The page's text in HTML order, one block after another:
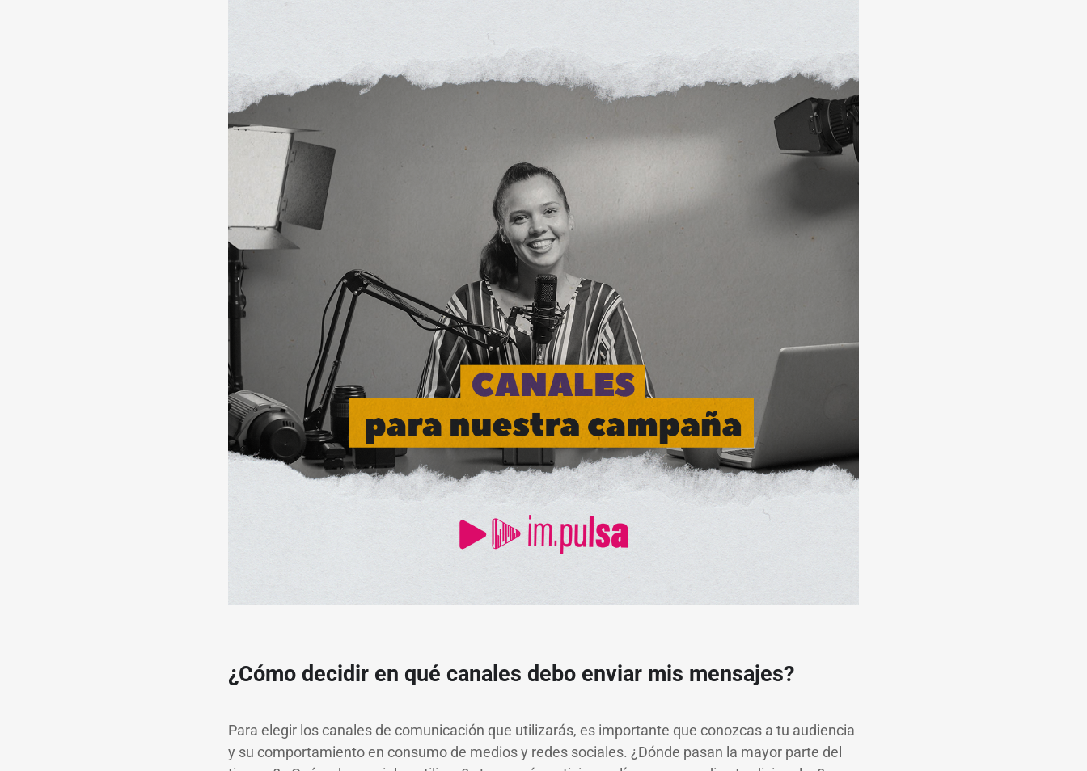
¿Cómo decidir en qué canales debo enviar mis mensajes?
Para elegir los canales de comunicación que utilizarás, es importante que conozcas a tu audiencia
y su comportamiento en consumo de medios y redes sociales. ¿Dónde pasan la mayor parte del